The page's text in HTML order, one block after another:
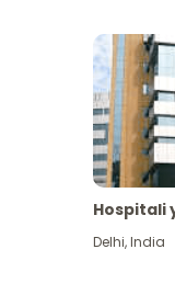
Hospitali
Delhi,India